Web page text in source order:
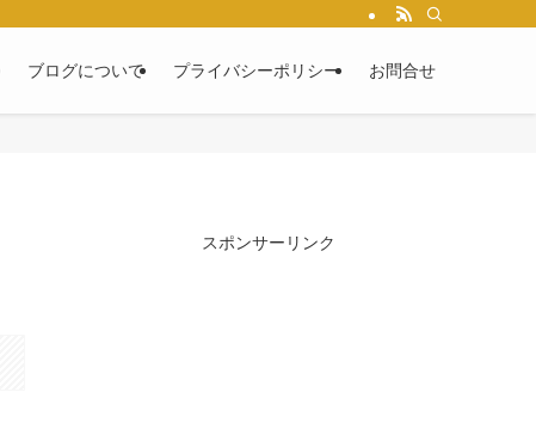
ブログについて プライバシーポリシー お問合せ
スポンサーリンク